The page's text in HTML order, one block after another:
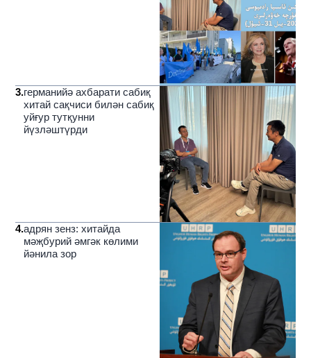
3.германийә ахбарати сабиқ
хитай сақчиси билән сабиқ
уйғур тутқунни
йүзләштүрди
4.адрян зенз: хитайда
мәҗбурий әмгәк көлими
йәнила зор